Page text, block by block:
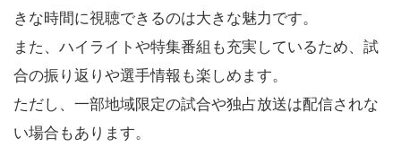
きな時間に視聴できるのは大きな魅力です。
また、ハイライトや特集番組も充実しているため、試
合の振り返りや選手情報も楽しめます。
ただし、一部地域限定の試合や独占放送は配信されな
い場合もあります。